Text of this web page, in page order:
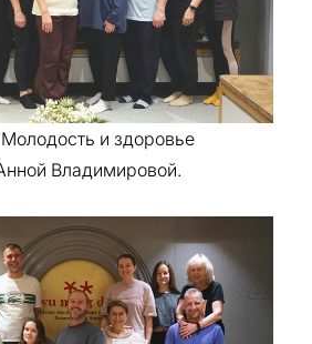
и здоровье
Владимировой.